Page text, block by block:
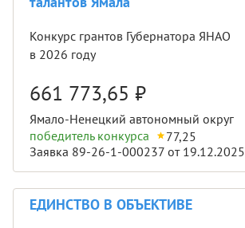
Конкурс грантов Губернатора ЯНАО
в 2026 году
661 773,65 ₽
Ямало-Ненецкий автономный округ
победитель конкурса
77,25
Заявка 89-26-1-000237 от 19.12.2025
ЕДИНСТВО В ОБЪЕКТИВЕ